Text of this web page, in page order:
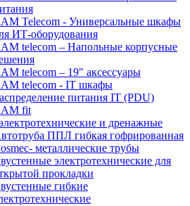
Telecom - Универсальные шкафы
ИТ-оборудования
telecom – Напольные корпусные
telecom – 19" аксессуары
telecom - IT шкафы
питания IT (PDU)
fit
и дренажные
ППЛ гибкая гофрированная
металлические трубы
электротехнические для
прокладки
гибкие